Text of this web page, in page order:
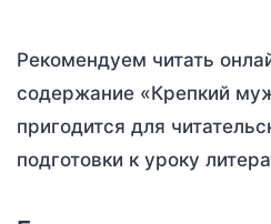
Рекомендуем читать
содержание «Крепкий
пригодится для
подготовки к уроку